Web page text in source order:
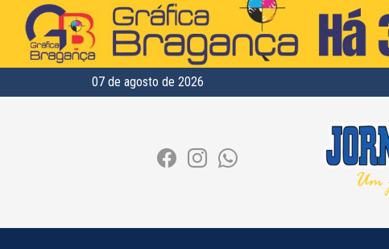
07 de agosto de 2026